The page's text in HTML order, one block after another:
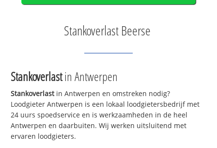
Stankoverlast Beerse
Stankoverlastin Antwerpen
Stankoverlastin Antwerpen en omstreken nodig?
Loodgieter Antwerpen is een lokaal loodgietersbedrijf met
24 uurs spoedservice en is werkzaamheden in de heel
Antwerpen en daarbuiten. Wij werken uitsluitend met
ervaren loodgieters.